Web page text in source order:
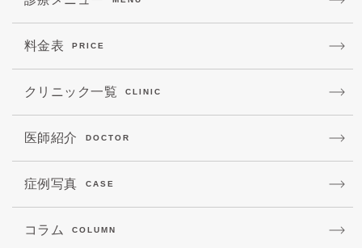
料金表 PRICE
クリニック一覧 CLINIC
医師紹介 DOCTOR
症例写真 CASE
コラム COLUMN